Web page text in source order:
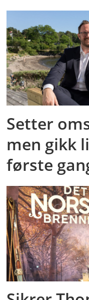
Setter
men gikk
første